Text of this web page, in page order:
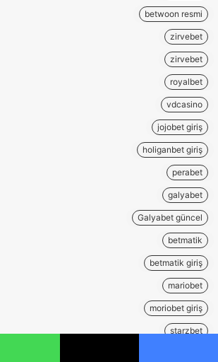
betwoon resmi
zirvebet
zirvebet
royalbet
vdcasino
jojobet giriş
holiganbet giriş
perabet
galyabet
Galyabet güncel
betmatik
betmatik giriş
mariobet
moriobet giriş
starzbet